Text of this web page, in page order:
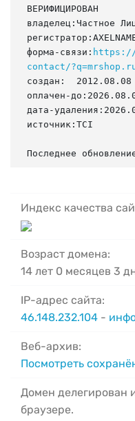
ВЕРИФИЦИРОВАН
владелец:Частное
форма-связи: https://
contact/
создан:  2012.08.08
оплачен-
дата-
источник:TCI
Последнее
Индекс качества
Возраст домена:
14 лет 0 месяцев 3
IP-адрес сайта:
46.148.232.104 -
Веб-архив:
Посмотреть
Домен делегирован
браузере.